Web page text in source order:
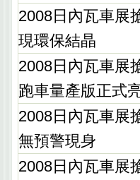
2008日內瓦車展
現環保結晶
2008日內瓦車展
跑車量產版正式
2008日內瓦車展
無預警現身
2008日內瓦車展